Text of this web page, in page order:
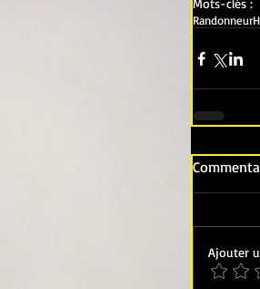
Mots-clés :
Randonneur
Ajouter